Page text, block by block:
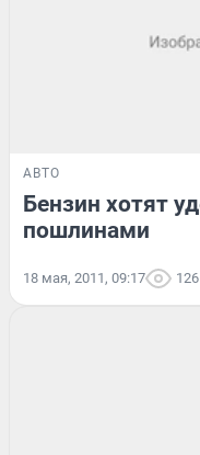
АВТО
Бензин хотят
пошлинами
18 мая, 2011, 09:17 126